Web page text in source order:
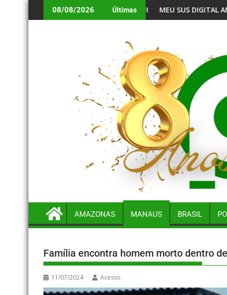
08/08/2026 Últimas
INDÍGENA EM BALNEÁRIO
MEU SUS DIGITAL AMPLIA TELEATENDIMENTOS
AMAZONAS MANAUS BRASIL
Família encontra homem morto dentro
11/07/2024 Acesso